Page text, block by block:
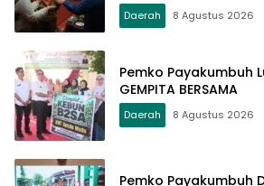
Daerah 8 Agustus 2026
Pemko Payakumbuh
GEMPITA BERSAMA
Daerah 8 Agustus 2026
Pemko Payakumbuh